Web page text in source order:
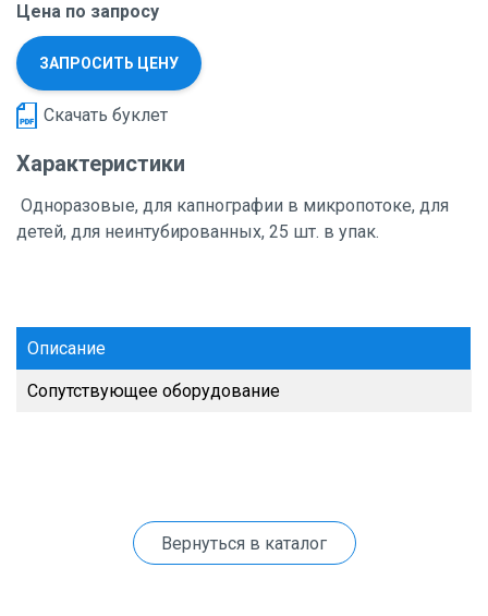
Цена по запросу
ЗАПРОСИТЬ ЦЕНУ
Скачать буклет
Характеристики
Одноразовые, для капнографии в микропотоке, для
детей, для неинтубированных, 25 шт. в упак.
Описание
Сопутствующее оборудование
Вернуться в каталог